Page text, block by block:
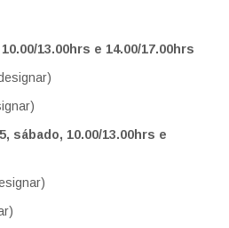
13.00hrs e 14.00/17.00hrs
sábado, 10.00/13.00hrs e